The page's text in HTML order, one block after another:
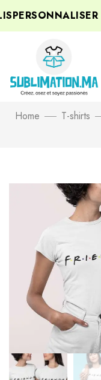
Home T-shirts